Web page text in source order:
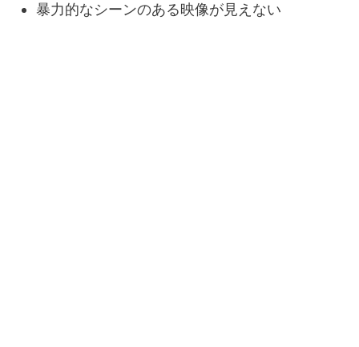
暴力的なシーンのある映像が見えない